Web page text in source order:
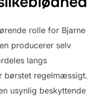
rolle for Bjarne
producerer selv
langs
børstet regelmæssigt.
usynlig beskyttende